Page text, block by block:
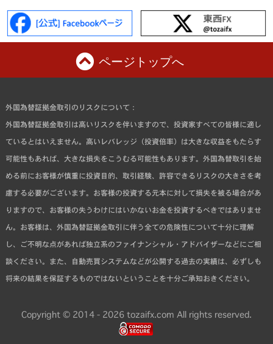
ページトップへ
外国為替証拠金取引のリスクについて：
外国為替証拠金取引は高いリスクを伴いますので、投資家すべての皆様に適し
ているとはいえません。高いレバレッジ（投資倍率）は大きな収益をもたらす
可能性もあれば、大きな損失をこうむる可能性もあります。外国為替取引を始
める前にお客様が慎重に投資目的、取引経験、許容できるリスクの大きさを考
慮する必要がございます。お客様の投資する元本に対して損失を被る場合があ
りますので、お客様の失うわけにはいかないお金を投資するべきではありませ
ん。お客様は、外国為替証拠金取引に伴う全ての危険性について十分に理解
し、ご不明な点があれば独立系のファイナンシャル・アドバイザーなどにご相
談ください。また、自動売買システムなどが公開する過去の実績は、必ずしも
将来の結果を保証するものではないということを十分ご承知おきください。
Copyright © 2014 - 2026 tozaifx.com All rights reserved.